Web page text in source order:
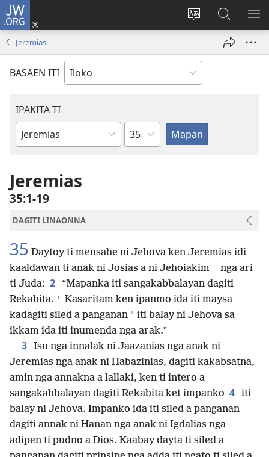
JW.ORG
Baliwan
lengguahe
ti
site
Ag-
log
(manglukat
iti
Agbirok
iti
JW.ORG
Jeremias
BASAEN ITI
IPAKITA TI
Libro
Kapitulo
Jeremias
35:1-19
DAGITI LINAONNA
35 Daytoy ti mensahe ni Jehova ken Jeremias idi
kaaldawan ti anak ni Josias a ni Jehoiakim + nga ari
ti Juda: 2
“Mapanka iti sangakabbalayan dagiti
Rekabita. + Kasaritam ken ipanmo ida iti maysa
kadagiti siled a panganan * iti balay ni Jehova sa
ikkam ida iti inumenda nga arak.”
3 Isu nga innalak ni Jaazanias nga anak ni
Jeremias nga anak ni Habazinias, dagiti kakabsatna,
amin nga annakna a lallaki, ken ti intero a
sangakabbalayan dagiti Rekabita ket impanko 4 iti
balay ni Jehova. Impanko ida iti siled a panganan
dagiti annak ni Hanan nga anak ni Igdalias nga
adipen ti pudno a Dios. Kaabay dayta ti siled a